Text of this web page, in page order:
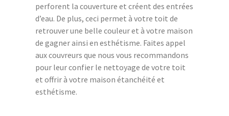
perforent la couverture et créent des entrées
d’eau. De plus, ceci permet à votre toit de
retrouver une belle couleur et à votre maison
de gagner ainsi en esthétisme. Faites appel
aux couvreurs que nous vous recommandons
pour leur confier le nettoyage de votre toit
et offrir à votre maison étanchéité et
esthétisme.